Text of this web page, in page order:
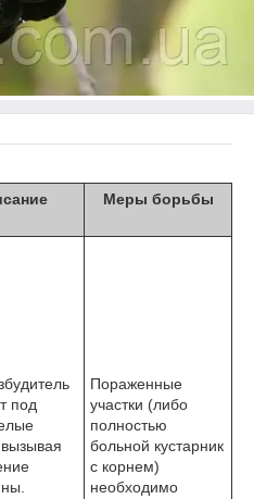
Меры борьбы
под
Пораженные
участки (либо
полностью
больной кустарник
с корнем)
необходимо